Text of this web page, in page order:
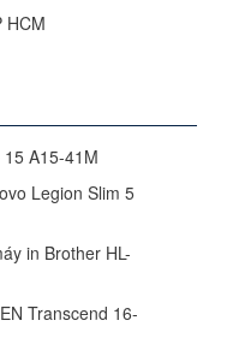
HCM
A15-41M
Legion Slim 5
in Brother HL-
Transcend 16-